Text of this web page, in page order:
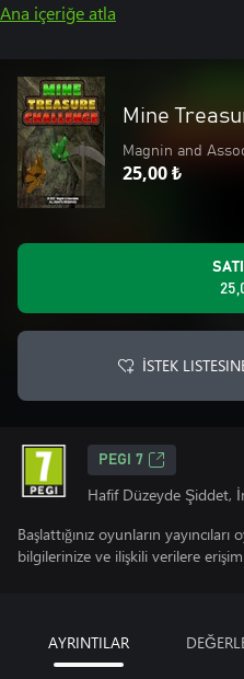
Ana içeriğe atla
Mine
Magnin and
25,00 ₺
İSTEK
PEGI 7
Hafif Düzeyde Şiddet,
Başlattığınız oyunların
bilgilerinize ve ilişkili verilere
AYRINTILAR